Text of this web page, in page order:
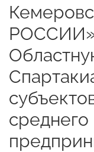
РОССИИ»
среднего